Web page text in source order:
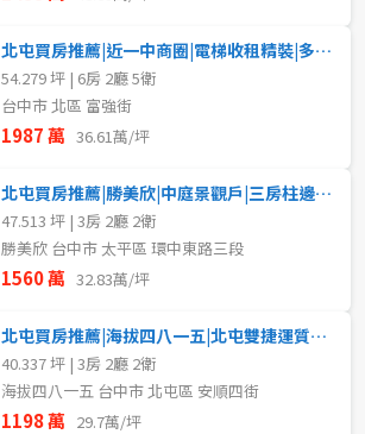
北屯買房推薦|近一中商圈|電梯收租精裝|多種房型A
54.279 坪 | 6房 2廳 5衛
台中市 北區 富強街
1987 萬 36.61萬/坪
北屯買房推薦|勝美欣|中庭景觀戶|三房柱邊平車
47.513 坪 | 3房 2廳 2衛
勝美欣 台中市 太平區 環中東路三段
1560 萬 32.83萬/坪
北屯買房推薦|海拔四八一五|北屯雙捷運質感三房|雙陽台附車位
40.337 坪 | 3房 2廳 2衛
海拔四八一五 台中市 北屯區 安順四街
1198 萬 29.7萬/坪